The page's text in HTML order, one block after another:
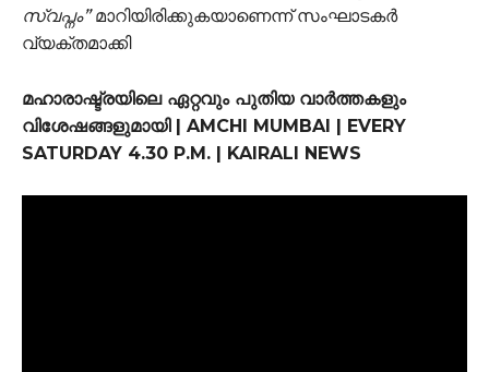
സ്വപ്നം”മാറിയിരിക്കുകയാണെന്ന് സംഘാടകർ
വ്യക്തമാക്കി
മഹാരാഷ്ട്രയിലെ ഏറ്റവും പുതിയ വാർത്തകളും
വിശേഷങ്ങളുമായി | AMCHI MUMBAI | EVERY
SATURDAY 4.30 P.M. | KAIRALI NEWS